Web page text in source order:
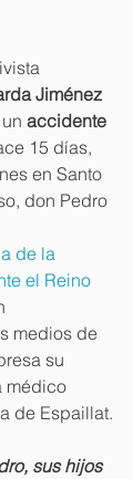
Jiménez
accidente
15 días,
en Santo
don Pedro
de la
el Reino
medios de
su
médico
de Espaillat.
sus hijos